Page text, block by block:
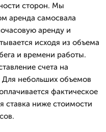
сторон. Мы
аренда самосвала
аренду и
исходя из объема
и времени работы.
счета на
небольших объемов
фактическое
ставка ниже стоимости